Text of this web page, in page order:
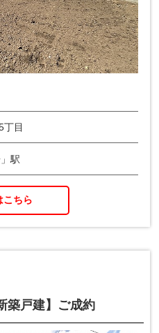
丁目
駅
こちら
築戸建】ご成約